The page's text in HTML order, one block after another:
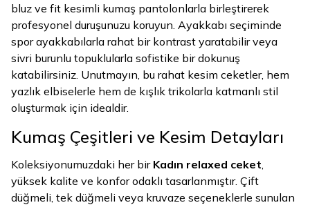
bluz ve fit kesimli kumaş pantolonlarla birleştirerek
profesyonel duruşunuzu koruyun. Ayakkabı seçiminde
spor ayakkabılarla rahat bir kontrast yaratabilir veya
sivri burunlu topuklularla sofistike bir dokunuş
katabilirsiniz. Unutmayın, bu rahat kesim ceketler, hem
yazlık elbiselerle hem de kışlık trikolarla katmanlı stil
oluşturmak için idealdir.
Kumaş Çeşitleri ve Kesim Detayları
Koleksiyonumuzdaki her bir Kadın relaxed ceket,
yüksek kalite ve konfor odaklı tasarlanmıştır. Çift
düğmeli, tek düğmeli veya kruvaze seçeneklerle sunulan